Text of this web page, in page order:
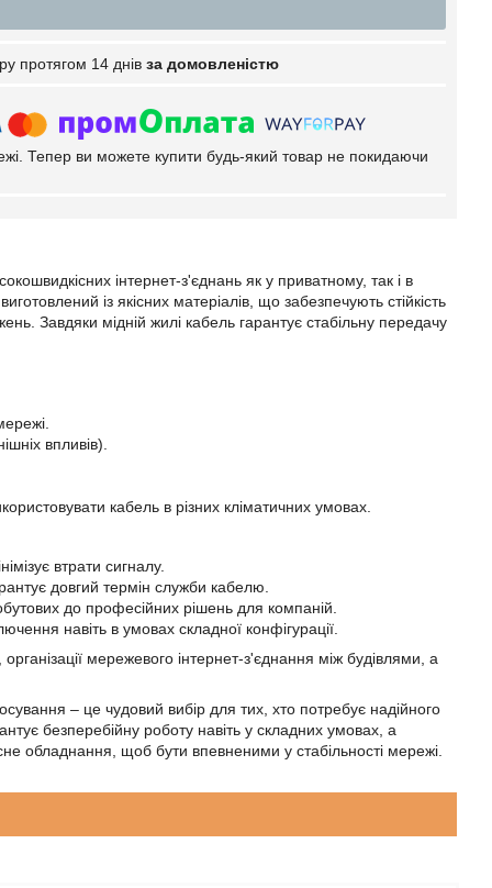
протягом 14 днів за домовленістю
Тепер ви можете купити будь-який товар не покидаючи
інтернет-з'єднань як у приватному, так і в
із якісних матеріалів, що забезпечують стійкість
Завдяки мідній жилі кабель гарантує стабільну передачу
впливів).
кабель в різних кліматичних умовах.
втрати сигналу.
довгий термін служби кабелю.
до професійних рішень для компаній.
навіть в умовах складної конфігурації.
мережевого інтернет-з'єднання між будівлями, а
– це чудовий вибір для тих, хто потребує надійного
безперебійну роботу навіть у складних умовах, а
обладнання, щоб бути впевненими у стабільності мережі.